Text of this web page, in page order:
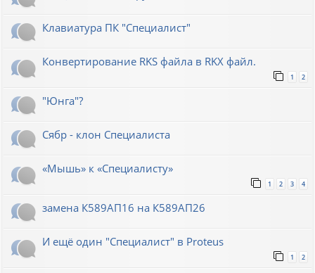
Клавиатура ПК "Специалист"
Конвертирование RKS файла в RKX файл.
1 2
"Юнга"?
Сябр - клон Специалиста
«Мышь» к «Специалисту»
1 2 3 4
замена К589АП16 на К589АП26
И ещё один "Специалист" в Proteus
1 2